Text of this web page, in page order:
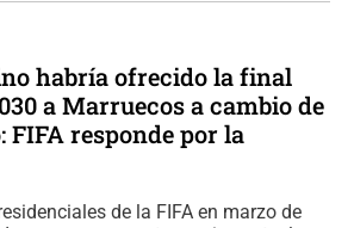
habría ofrecido la final
a Marruecos a cambio de
FIFA responde por la
de la FIFA en marzo de